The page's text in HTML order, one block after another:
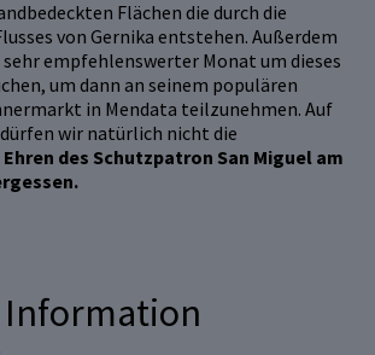
Flächen die durch die
von Gernika entstehen. Außerdem
empfehlenswerter Monat um dieses
um dann an seinem populären
in Mendata teilzunehmen. Auf
wir natürlich nicht die
Ehren des Schutzpatron San Miguel am
Information